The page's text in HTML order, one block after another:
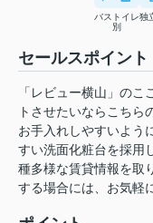
バストイレ
別
独
セールスポイント
「レビュー横山」の
トさせたいならこちら
お手入れしやすいよう
すい洗面化粧台を採用
種多様な賃貸情報を取
する場合には、お気軽